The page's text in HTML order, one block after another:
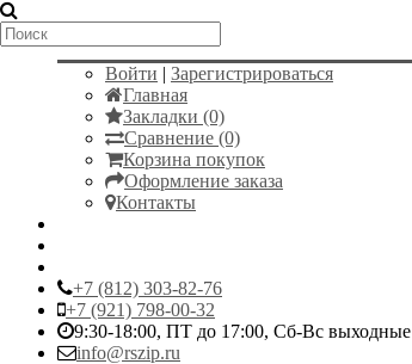
Мой аккаунт
Войти | Зарегистрироваться
Главная
Закладки (0)
Сравнение (0)
Корзина покупок
Оформление заказа
Контакты
+7 (812) 303-82-76
+7 (921) 798-00-32
9:30-18:00, ПТ до 17:00, Сб-Вс выходные
info@rszip.ru